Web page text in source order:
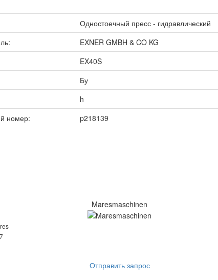
Одностоечный пресс - гидравлический
EXNER GMBH & CO KG
EX40S
Бу
h
номер:
p218139
Maresmaschinen
Отправить запрос